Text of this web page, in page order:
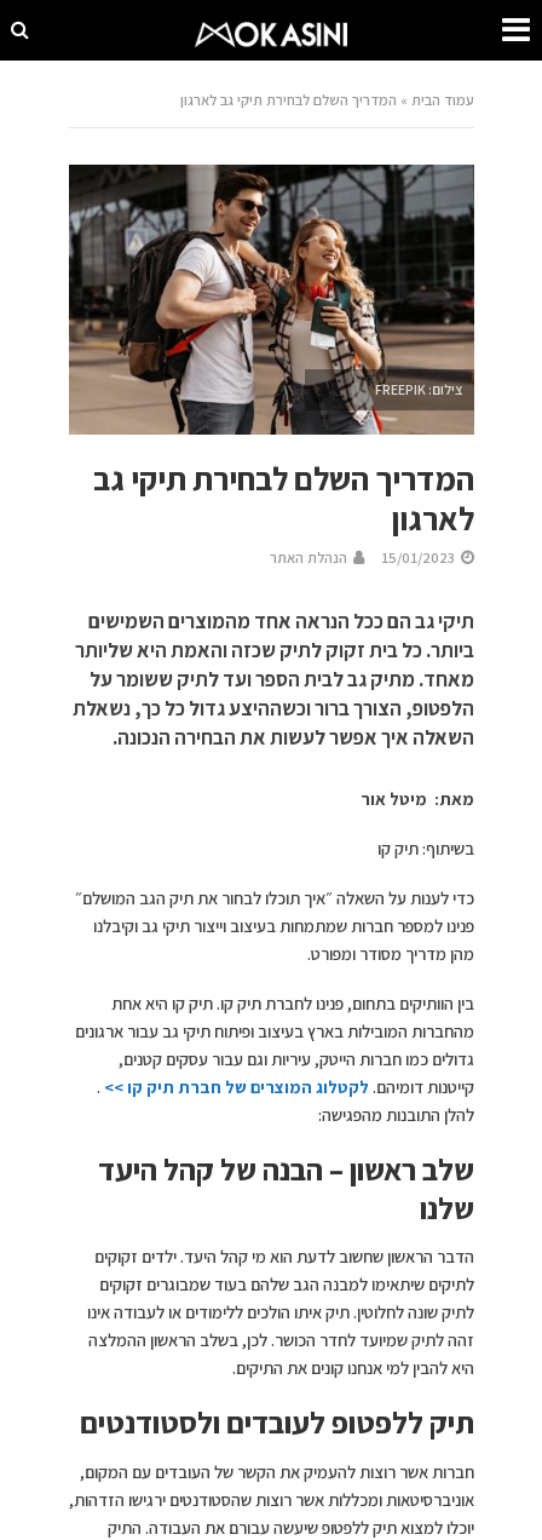
עמוד הבית » המדריך השלם לבחירת תיקי גב לארגון
צילום: FREEPIK
המדריך השלם לבחירת תיקי גב
לארגון
15/01/2023 הנהלת האתר
תיקי גב הם ככל הנראה אחד מהמוצרים השמישים
ביותר. כל בית זקוק לתיק שכזה והאמת היא שליותר
מאחד. מתיק גב לבית הספר ועד לתיק ששומר על
הלפטופ, הצורך ברור וכשההיצע גדול כל כך, נשאלת
השאלה איך אפשר לעשות את הבחירה הנכונה.
מאת: מיטל אור
בשיתוף: תיק קו
כדי לענות על השאלה ״איך תוכלו לבחור את תיק הגב המושלם״
פנינו למספר חברות שמתמחות בעיצוב וייצור תיקי גב וקיבלנו
מהן מדריך מסודר ומפורט.
בין הוותיקים בתחום, פנינו לחברת תיק קו. תיק קו היא אחת
מהחברות המובילות בארץ בעיצוב ופיתוח תיקי גב עבור ארגונים
גדולים כמו חברות הייטק, עיריות וגם עבור עסקים קטנים,
קייטנות דומיהם. לקטלוג המוצרים של חברת תיק קו >> .
להלן התובנות מהפגישה:
שלב ראשון – הבנה של קהל היעד
שלנו
הדבר הראשון שחשוב לדעת הוא מי קהל היעד. ילדים זקוקים
לתיקים שיתאימו למבנה הגב שלהם בעוד שמבוגרים זקוקים
לתיק שונה לחלוטין. תיק איתו הולכים ללימודים או לעבודה אינו
זהה לתיק שמיועד לחדר הכושר. לכן, בשלב הראשון ההמלצה
היא להבין למי אנחנו קונים את התיקים.
תיק ללפטופ לעובדים ולסטודנטים
חברות אשר רוצות להעמיק את הקשר של העובדים עם המקום,
אוניברסיטאות ומכללות אשר רוצות שהסטודנטים ירגישו הזדהות,
יוכלו למצוא תיק ללפטופ שיעשה עבורם את העבודה. התיק